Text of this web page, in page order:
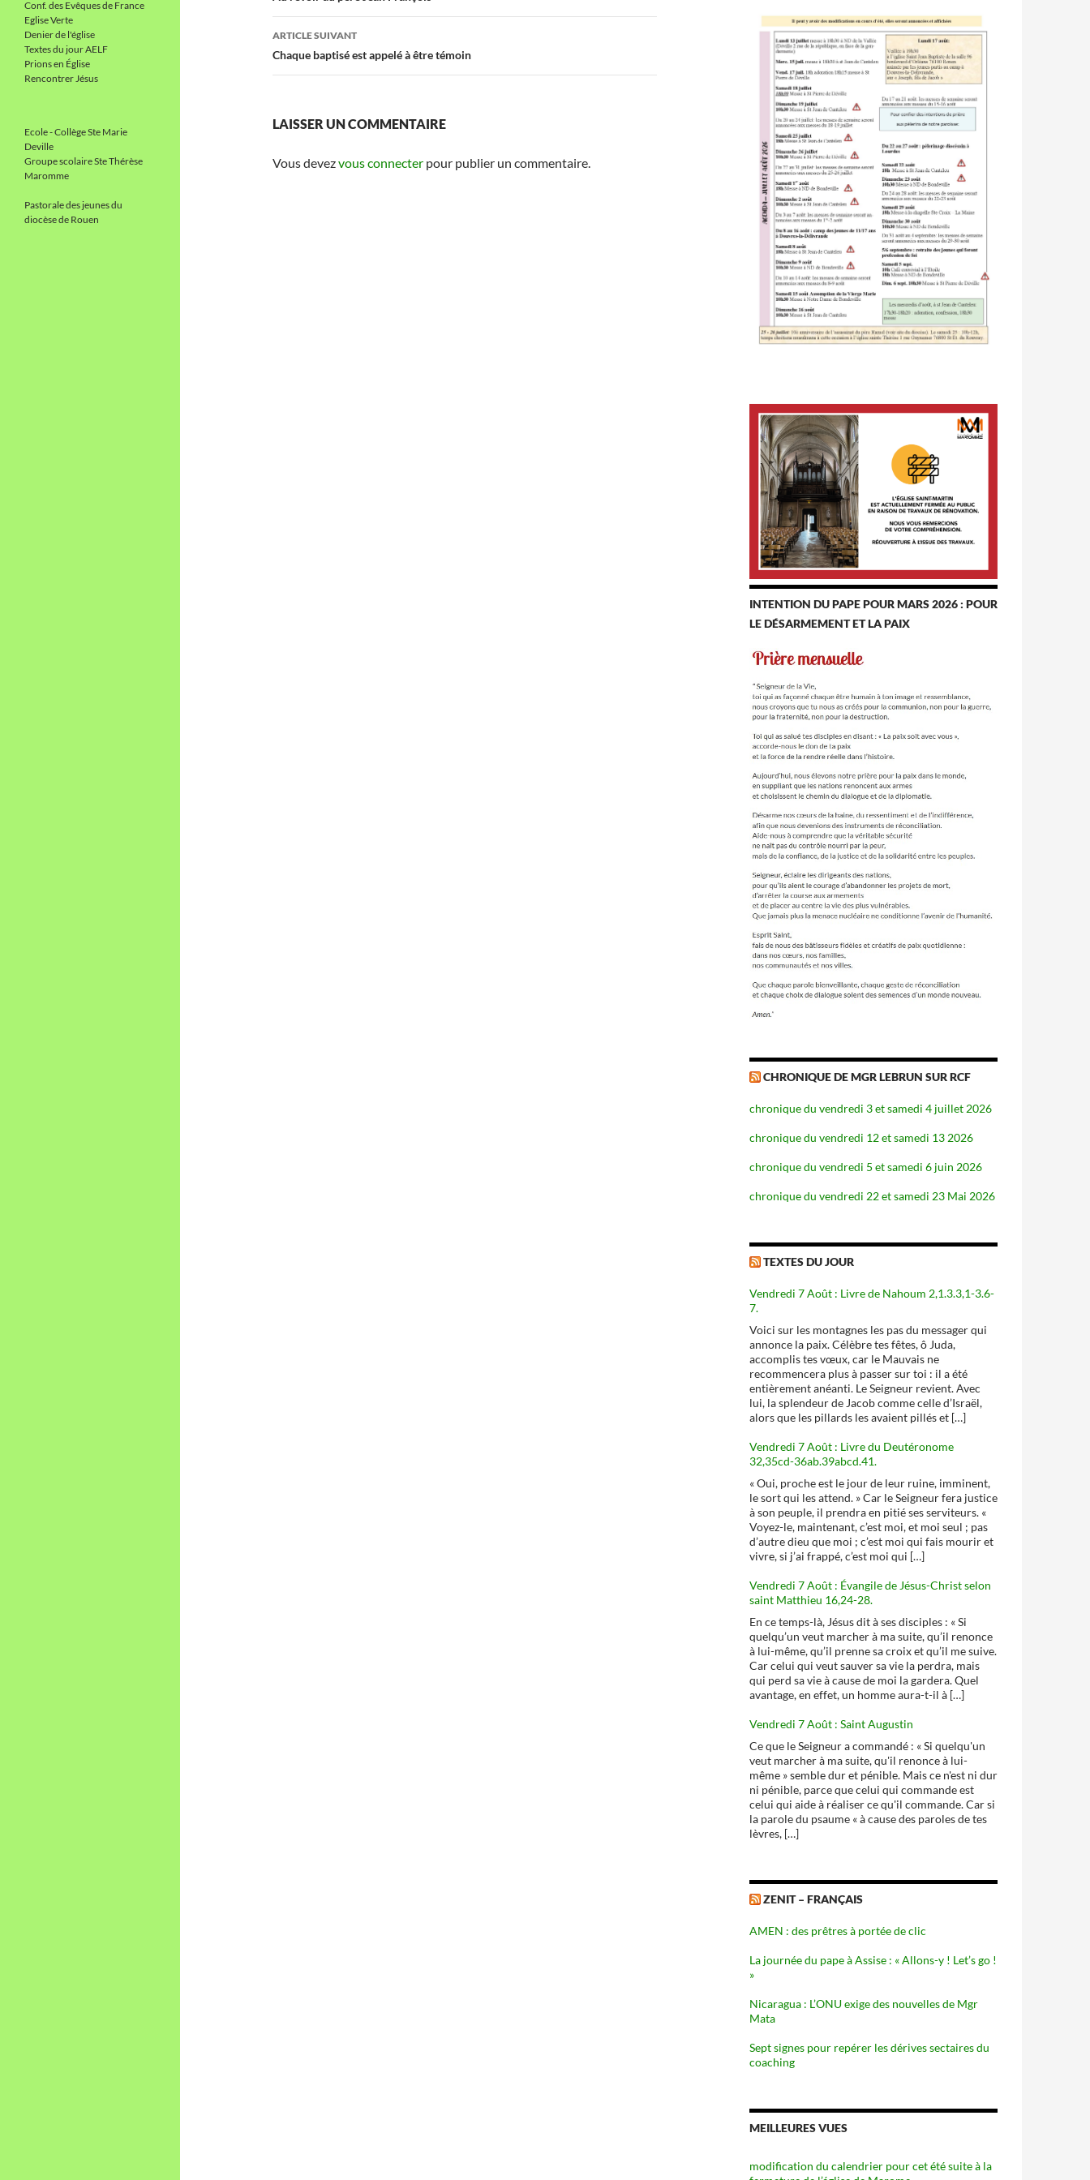
articles
ARTICLE SUIVANT
Chaque baptisé est appelé à être témoin
LAISSER UN COMMENTAIRE
Vous devezvous connecter pour publier un commentaire.
INTENTION DU PAPE POUR MARS 2026 : POUR
LE DÉSARMEMENT ET LA PAIX
CHRONIQUE DE MGR LEBRUN SUR RCF
chronique du vendredi 3 et samedi 4 juillet 2026
chronique du vendredi 12 et samedi 13 2026
chronique du vendredi 5 et samedi 6 juin 2026
chronique du vendredi 22 et samedi 23 Mai 2026
TEXTES DU JOUR
Vendredi 7 Août : Livre de Nahoum 2,1.3.3,1-3.6-
7.
Voici sur les montagnes les pas du messager qui
annonce la paix. Célèbre tes fêtes, ô Juda,
accomplis tes vœux, car le Mauvais ne
recommencera plus à passer sur toi : il a été
entièrement anéanti. Le Seigneur revient. Avec
lui, la splendeur de Jacob comme celle d’Israël,
alors que les pillards les avaient pillés et […]
Vendredi 7 Août : Livre du Deutéronome
32,35cd-36ab.39abcd.41.
« Oui, proche est le jour de leur ruine, imminent,
le sort qui les attend. » Car le Seigneur fera justice
à son peuple, il prendra en pitié ses serviteurs. «
Voyez-le, maintenant, c’est moi, et moi seul ; pas
d’autre dieu que moi ; c’est moi qui fais mourir et
vivre, si j’ai frappé, c’est moi qui […]
Vendredi 7 Août : Évangile de Jésus-Christ selon
saint Matthieu 16,24-28.
En ce temps-là, Jésus dit à ses disciples : « Si
quelqu’un veut marcher à ma suite, qu’il renonce
à lui-même, qu’il prenne sa croix et qu’il me suive.
Car celui qui veut sauver sa vie la perdra, mais
qui perd sa vie à cause de moi la gardera. Quel
avantage, en effet, un homme aura-t-il à […]
Vendredi 7 Août : Saint Augustin
Ce que le Seigneur a commandé : « Si quelqu'un
veut marcher à ma suite, qu'il renonce à lui-
même » semble dur et pénible. Mais ce n'est ni dur
ni pénible, parce que celui qui commande est
celui qui aide à réaliser ce qu'il commande. Car si
la parole du psaume « à cause des paroles de tes
lèvres, […]
ZENIT – FRANÇAIS
AMEN : des prêtres à portée de clic
La journée du pape à Assise : « Allons-y ! Let’s go !
»
Nicaragua : L’ONU exige des nouvelles de Mgr
Mata
Sept signes pour repérer les dérives sectaires du
coaching
MEILLEURES VUES
modification du calendrier pour cet été suite à la
Conf. des Evêques de France
Eglise Verte
Denier de l'église
Textes du jour AELF
Prions en Église
Rencontrer Jésus
Ecole - Collège Ste Marie
Deville
Groupe scolaire Ste Thérèse
Maromme
Pastorale des jeunes du
diocèse de Rouen